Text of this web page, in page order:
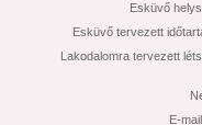
Esküvő
Esküvő tervezett
Lakodalomra tervezett
E-